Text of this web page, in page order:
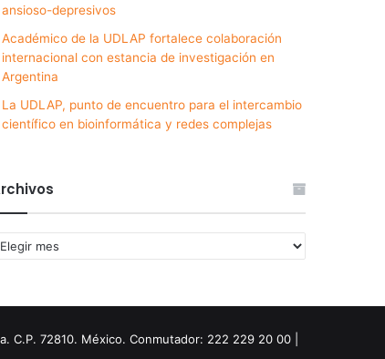
ansioso-depresivos
Académico de la UDLAP fortalece colaboración
internacional con estancia de investigación en
Argentina
La UDLAP, punto de encuentro para el intercambio
científico en bioinformática y redes complejas
C.P. 72810. México. Conmutador: 222 229 20 00 |